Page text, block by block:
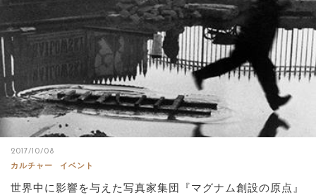
2017/10/08
カルチャー
イベント
世界中に影響を与えた写真家集団『マグナム創設の原点』